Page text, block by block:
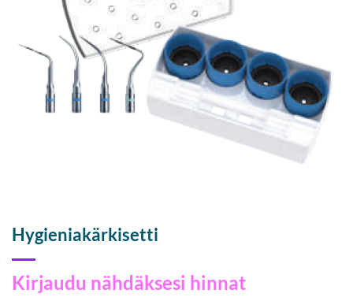
Hygieniakärkisetti
Kirjaudu nähdäksesi hinnat